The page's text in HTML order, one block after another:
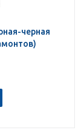
черная